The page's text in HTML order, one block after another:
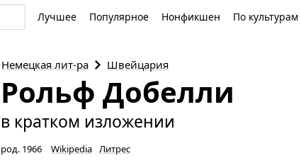
Лучшее Популярное Нонфикшен По культурам
Немецкая лит-ра Швейцария
Рольф Добелли
в кратком изложении
род. 1966 Wikipedia Литрес